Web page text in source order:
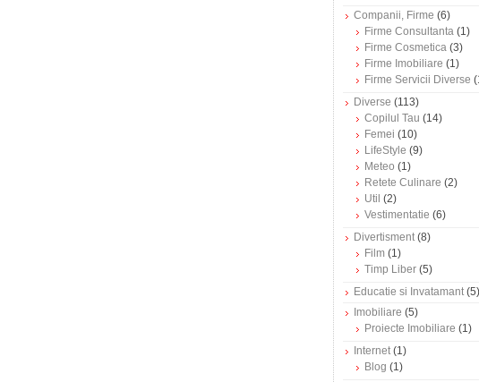
Companii, Firme (6)
Firme Consultanta (1)
Firme Cosmetica (3)
Firme Imobiliare (1)
Firme Servicii Diverse
Diverse (113)
Copilul Tau (14)
Femei (10)
LifeStyle (9)
Meteo (1)
Retete Culinare (2)
Util (2)
Vestimentatie (6)
Divertisment(8)
Film (1)
Timp Liber (5)
Educatie si Invatamant(5)
Imobiliare (5)
Proiecte Imobiliare (1)
Internet(1)
Blog (1)